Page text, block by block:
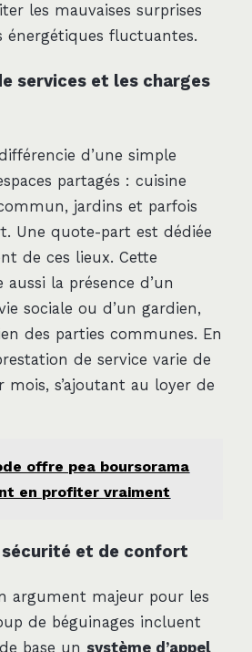
les mauvaises surprises
énergétiques fluctuantes.
services et les charges
d’une simple
partagés : cuisine
jardins et parfois
Une quote-part est dédiée
de ces lieux. Cette
la présence d’un
sociale ou d’un gardien,
des parties communes. En
de service varie de
mois, s’ajoutant au loyer de
offre pea boursorama
en profiter vraiment
et de confort
argument majeur pour les
de béguinages incluent
base un système d’appel